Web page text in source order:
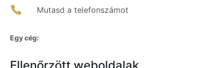
Mutasd a telefonszámot
Egy cég: